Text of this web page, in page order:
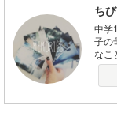
ち
中学
子の
なこ